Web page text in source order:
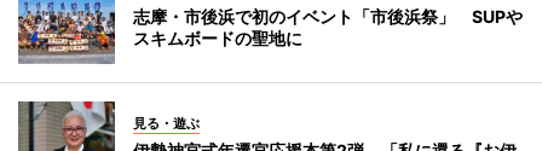
志摩・市後浜で初のイベント「市後浜祭」 SUPや
スキムボードの聖地に
見る・遊ぶ